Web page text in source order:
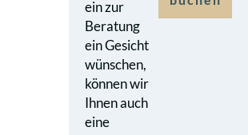
ein zur
Beratung
ein Gesicht
wünschen,
können wir
Ihnen auch
eine